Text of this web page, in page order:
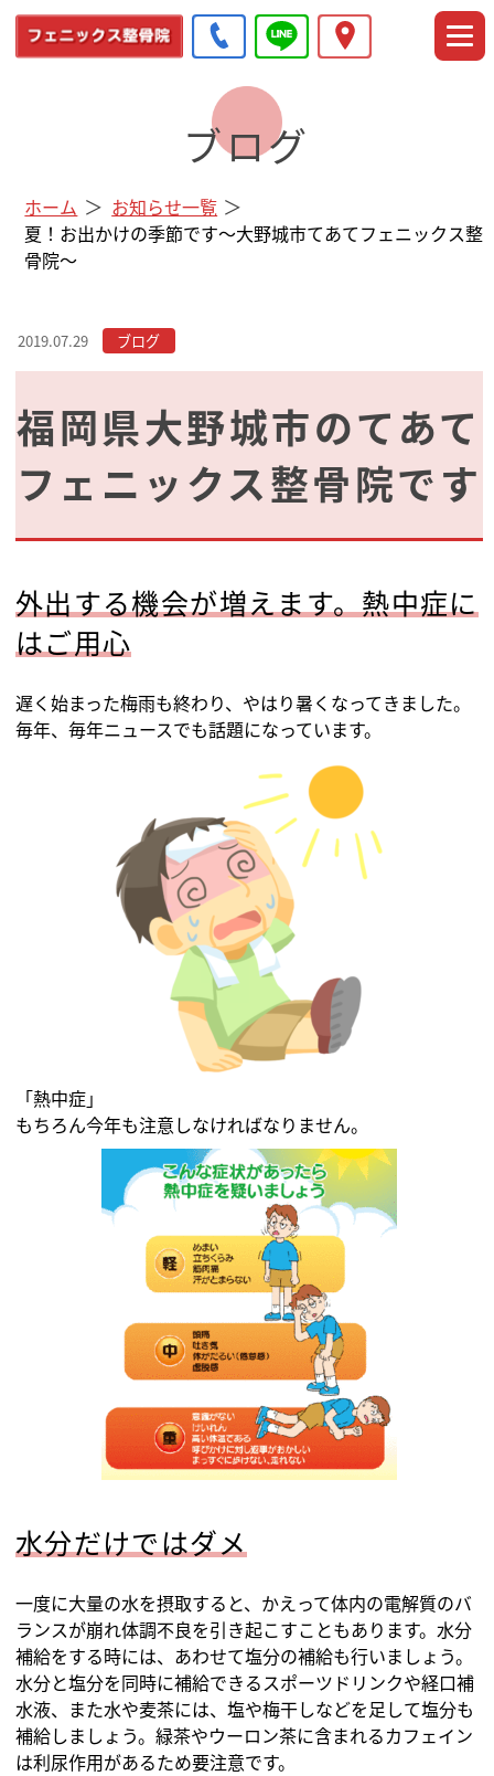
ブログ
ホーム
お知らせ一覧
夏！お出かけの季節です～大野城市てあてフェニックス整
骨院～
2019.07.29
福岡県大野城市のてあて
フェニックス整骨院です
外出する機会が増えます。熱中症に
はご用心
遅く始まった梅雨も終わり、やはり暑くなってきました。
毎年、毎年ニュースでも話題になっています。
「熱中症」
もちろん今年も注意しなければなりません。
水分だけではダメ
一度に大量の水を摂取すると、かえって体内の電解質のバ
ランスが崩れ体調不良を引き起こすこともあります。水分
補給をする時には、あわせて塩分の補給も行いましょう。
水分と塩分を同時に補給できるスポーツドリンクや経口補
水液、また水や麦茶には、塩や梅干しなどを足して塩分も
補給しましょう。緑茶やウーロン茶に含まれるカフェイン
は利尿作用があるため要注意です。